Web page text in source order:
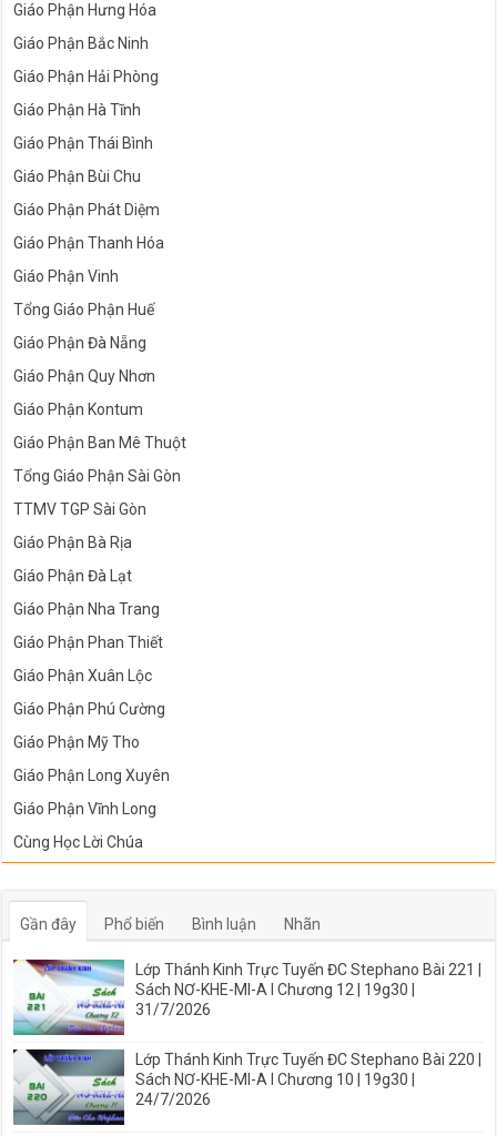
Giáo Phận Hưng Hóa
Giáo Phận Bắc Ninh
Giáo Phận Hải Phòng
Giáo Phận Hà Tĩnh
Giáo Phận Thái Bình
Giáo Phận Bùi Chu
Giáo Phận Phát Diệm
Giáo Phận Thanh Hóa
Giáo Phận Vinh
Tổng Giáo Phận Huế
Giáo Phận Đà Nẵng
Giáo Phận Quy Nhơn
Giáo Phận Kontum
Giáo Phận Ban Mê Thuột
Tổng Giáo Phận Sài Gòn
TTMV TGP Sài Gòn
Giáo Phận Bà Rịa
Giáo Phận Đà Lạt
Giáo Phận Nha Trang
Giáo Phận Phan Thiết
Giáo Phận Xuân Lộc
Giáo Phận Phú Cường
Giáo Phận Mỹ Tho
Giáo Phận Long Xuyên
Giáo Phận Vĩnh Long
Cùng Học Lời Chúa
Gần đây Phổ biến Bình luận Nhãn
Lớp Thánh Kinh Trực Tuyến ĐC Stephano Bài 221 |
Sách NƠ-KHE-MI-A I Chương 12 | 19g30 |
31/7/2026
Lớp Thánh Kinh Trực Tuyến ĐC Stephano Bài 220 |
Sách NƠ-KHE-MI-A I Chương 10 | 19g30 |
24/7/2026